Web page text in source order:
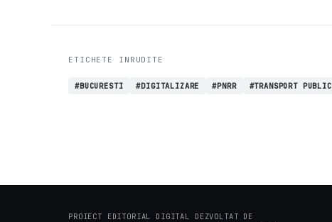
ETICHETE INRUDITE
#BUCURESTI #DIGITALIZARE #PNRR #TRANSPORT PUBLIC
PROIECT EDITORIAL DIGITAL DEZVOLTAT DE